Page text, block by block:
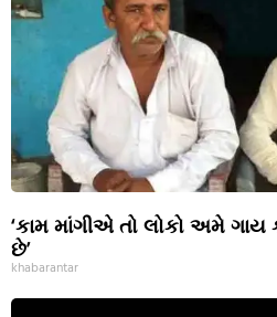
‘કામ માંગીએ તો લોકો અમે
છે’
khabarantar